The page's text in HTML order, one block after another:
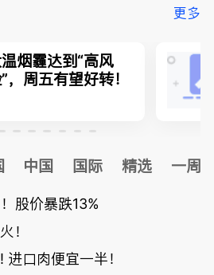
更多
烟霾达到“高风
，周五有望好转！
中国 国际 精选 一周
股价暴跌13%
！
口肉便宜一半！